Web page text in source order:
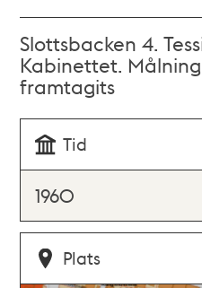
Slottsbacken 4.
Kabinettet.
framtagits
Tid
1960
Plats